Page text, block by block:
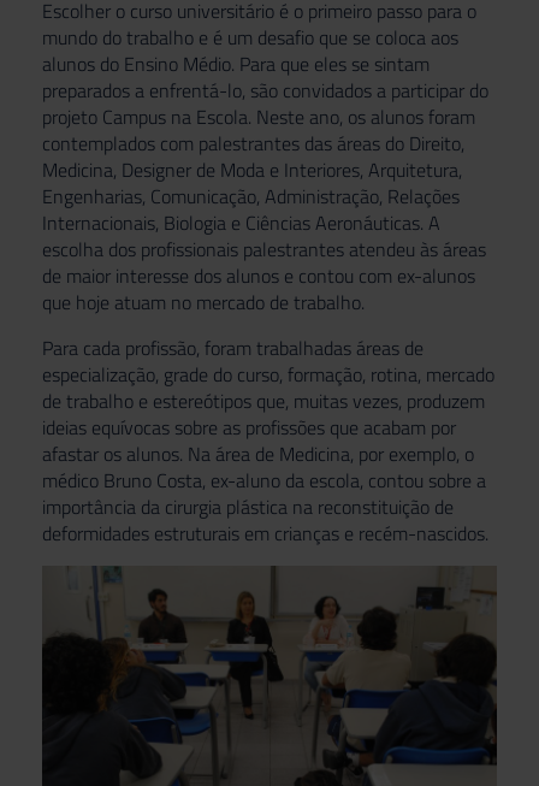
Escolher o curso universitário é o primeiro passo para o
mundo do trabalho e é um desafio que se coloca aos
alunos do Ensino Médio. Para que eles se sintam
preparados a enfrentá-lo, são convidados a participar do
projeto Campus na Escola. Neste ano, os alunos foram
contemplados com palestrantes das áreas do Direito,
Medicina, Designer de Moda e Interiores, Arquitetura,
Engenharias, Comunicação, Administração, Relações
Internacionais, Biologia e Ciências Aeronáuticas. A
escolha dos profissionais palestrantes atendeu às áreas
de maior interesse dos alunos e contou com ex-alunos
que hoje atuam no mercado de trabalho.
Para cada profissão, foram trabalhadas áreas de
especialização, grade do curso, formação, rotina, mercado
de trabalho e estereótipos que, muitas vezes, produzem
ideias equívocas sobre as profissões que acabam por
afastar os alunos. Na área de Medicina, por exemplo, o
médico Bruno Costa, ex-aluno da escola, contou sobre a
importância da cirurgia plástica na reconstituição de
deformidades estruturais em crianças e recém-nascidos.